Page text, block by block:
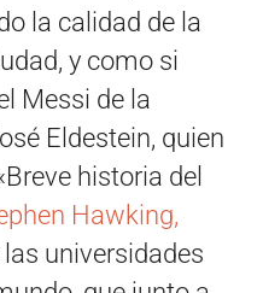
la calidad de la
y como si
Messi de la
Eldestein, quien
historia del
Hawking,
universidades